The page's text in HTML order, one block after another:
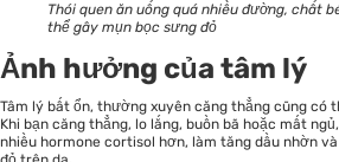
Thói quen ăn uống quá nhiều đường, chất
thể gây mụn bọc sưng đỏ
Ảnh hưởng của tâm lý
Tâm lý bất ổn, thường xuyên căng thẳng cũng có
Khi bạn căng thẳng, lo lắng, buồn bã hoặc mất
nhiều hormone cortisol hơn, làm tăng dầu nhờn